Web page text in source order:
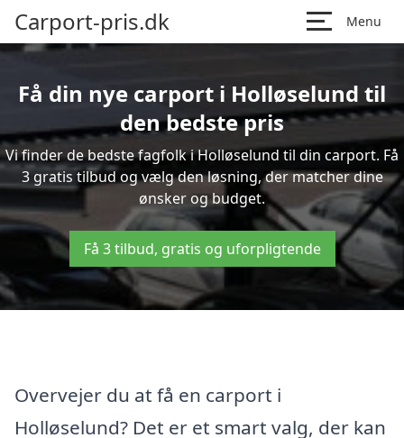
Carport-pris.dk Menu
Få din nye carport i Holløselund til
den bedste pris
Vi finder de bedste fagfolk i Holløselund til din carport. Få
3 gratis tilbud og vælg den løsning, der matcher dine
ønsker og budget.
Få 3 tilbud, gratis og uforpligtende
Overvejer du at få en carport i
Holløselund? Det er et smart valg, der kan